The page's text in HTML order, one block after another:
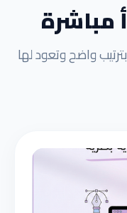
مباشرة
واضح وتعود لها